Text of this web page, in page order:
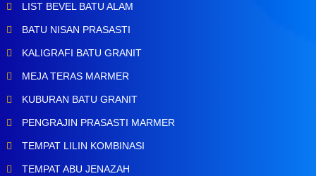
LIST BEVEL BATU ALAM
BATU NISAN PRASASTI
KALIGRAFI BATU GRANIT
MEJA TERAS MARMER
KUBURAN BATU GRANIT
PENGRAJIN PRASASTI MARMER
TEMPAT LILIN KOMBINASI
TEMPAT ABU JENAZAH